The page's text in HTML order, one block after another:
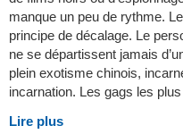
manque un peu de rythme.
principe de décalage. Le
ne se départissent jamais
plein exotisme chinois,
incarnation. Les gags les
Lire plus